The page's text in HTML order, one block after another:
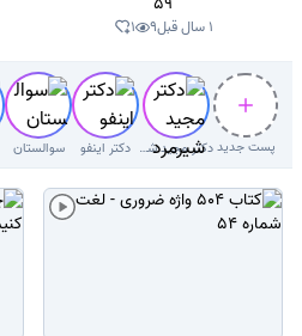
1 سال قبل 9
1
پست جدید دکتر‌ مجید شیرمردی‌ دکتر اینفو سوالستان